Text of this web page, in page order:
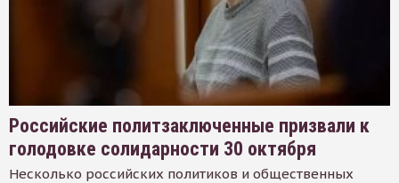
Российские политзаключенные призвали к
голодовке солидарности 30 октября
Несколько российских политиков и общественных